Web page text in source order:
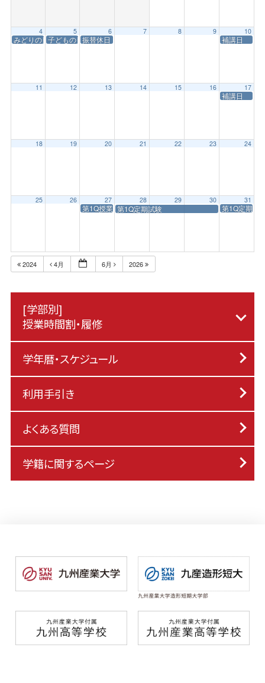
4
みどりの日・開学記念日
5
子どもの日
6
振替休日
7 8 9 10
補講日
11 12 13 14 15 16 17
補講日
18 19 20 21 22 23 24
25 26 27
第1Q授業終了日
28
第1Q定期試験
29 30 31
第1Q定期試
2024 4月 6月 2026
[学部別]
授業時間割・履修
学年暦・スケジュール
利用手引き
よくある質問
学籍に関するページ